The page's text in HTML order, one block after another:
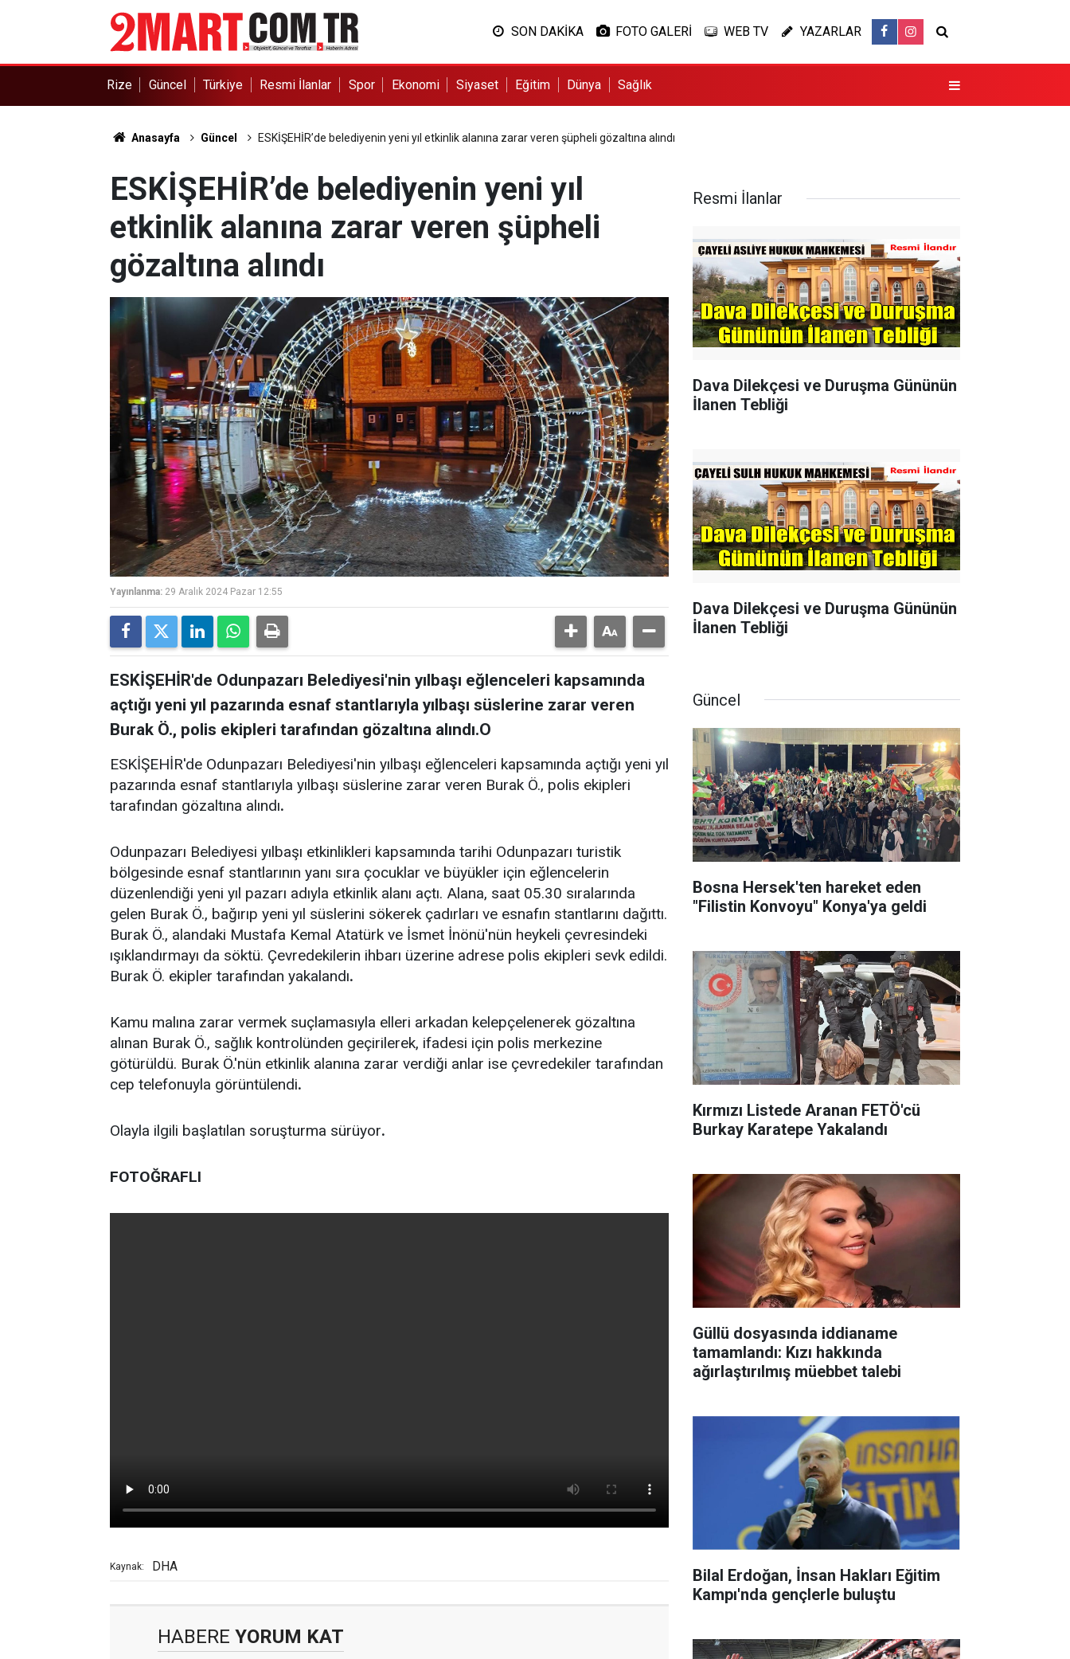
SON DAKİKA FOTO GALERİ WEB TV YAZARLAR
Rize Güncel Türkiye Resmi İlanlar Spor Ekonomi Siyaset Eğitim Dünya Sağlık
Anasayfa Güncel ESKİŞEHİR’de belediyenin yeni yıl etkinlik alanına zarar veren şüpheli gözaltına alındı
ESKİŞEHİR’de belediyenin yeni yıl
etkinlik alanına zarar veren şüpheli
gözaltına alındı
Yayınlanma: 29 Aralık 2024 Pazar 12:55
ESKİŞEHİR'de Odunpazarı Belediyesi'nin yılbaşı eğlenceleri kapsamında
açtığı yeni yıl pazarında esnaf stantlarıyla yılbaşı süslerine zarar veren
Burak Ö., polis ekipleri tarafından gözaltına alındı.O
ESKİŞEHİR'de Odunpazarı Belediyesi'nin yılbaşı eğlenceleri kapsamında açtığı yeni yıl
pazarında esnaf stantlarıyla yılbaşı süslerine zarar veren Burak Ö., polis ekipleri
tarafından gözaltına alındı.
Odunpazarı Belediyesi yılbaşı etkinlikleri kapsamında tarihi Odunpazarı turistik
bölgesinde esnaf stantlarının yanı sıra çocuklar ve büyükler için eğlencelerin
düzenlendiği yeni yıl pazarı adıyla etkinlik alanı açtı. Alana, saat 05.30 sıralarında
gelen Burak Ö., bağırıp yeni yıl süslerini sökerek çadırları ve esnafın stantlarını dağıttı.
Burak Ö., alandaki Mustafa Kemal Atatürk ve İsmet İnönü'nün heykeli çevresindeki
ışıklandırmayı da söktü. Çevredekilerin ihbarı üzerine adrese polis ekipleri sevk edildi.
Burak Ö. ekipler tarafından yakalandı.
Kamu malına zarar vermek suçlamasıyla elleri arkadan kelepçelenerek gözaltına
alınan Burak Ö., sağlık kontrolünden geçirilerek, ifadesi için polis merkezine
götürüldü. Burak Ö.'nün etkinlik alanına zarar verdiği anlar ise çevredekiler tarafından
cep telefonuyla görüntülendi.
Olayla ilgili başlatılan soruşturma sürüyor.
FOTOĞRAFLI
Kaynak: DHA
HABERE YORUM KAT
Resmi İlanlar
Dava Dilekçesi ve Duruşma Gününün
İlanen Tebliği
Dava Dilekçesi ve Duruşma Gününün
İlanen Tebliği
Güncel
Bosna Hersek'ten hareket eden
"Filistin Konvoyu" Konya'ya geldi
Kırmızı Listede Aranan FETÖ'cü
Burkay Karatepe Yakalandı
Güllü dosyasında iddianame
tamamlandı: Kızı hakkında
ağırlaştırılmış müebbet talebi
Bilal Erdoğan, İnsan Hakları Eğitim
Kampı'nda gençlerle buluştu